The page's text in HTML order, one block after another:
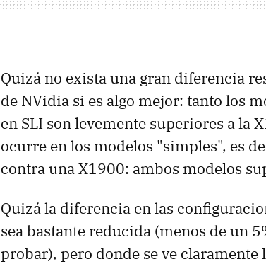
Quizá no exista una gran diferencia
de NVidia si es algo mejor: tanto los
en SLI son levemente superiores a la
ocurre en los modelos "simples", es
contra una X1900: ambos modelos
Quizá la diferencia en las
sea bastante reducida (menos de un
probar), pero donde se ve claramente